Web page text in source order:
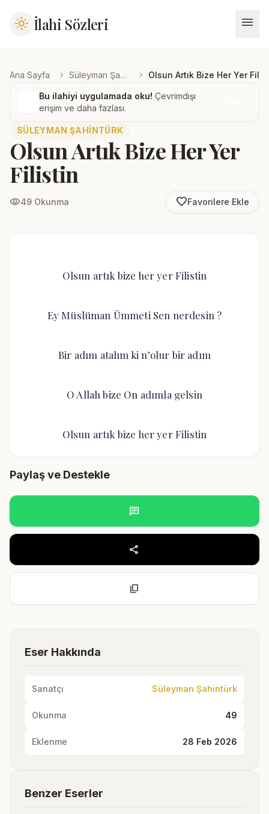
light_mode İlahi Sözleri menu
Ana Sayfa chevron_right Süleyman Şahintürk chevron_right Olsun Artık Bize Her Yer
Bu ilahiyi uygulamada oku! Çevrimdışı
erişim ve daha fazlası.
SÜLEYMAN ŞAHINTÜRK
Olsun Artık Bize Her Yer
Filistin
visibility49 Okunma favorite_borderFavorilere Ekle
Olsun artık bize her yer Filistin
Ey Müslüman Ümmeti Sen nerdesin ?
Bir adım atalım ki n’olur bir adım
O Allah bize On adımla gelsin
Olsun artık bize her yer Filistin
Paylaş ve Destekle
chat
share
content_copy
Eser Hakkında
Sanatçı Süleyman Şahintürk
Okunma 49
Eklenme 28 Feb 2026
Benzer Eserler